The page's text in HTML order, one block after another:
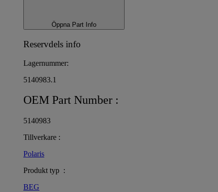
Öppna Part Info
Reservdels info
Lagernummer:
5140983.1
OEM Part Number :
5140983
Tillverkare :
Polaris
Produkt typ :
BEG